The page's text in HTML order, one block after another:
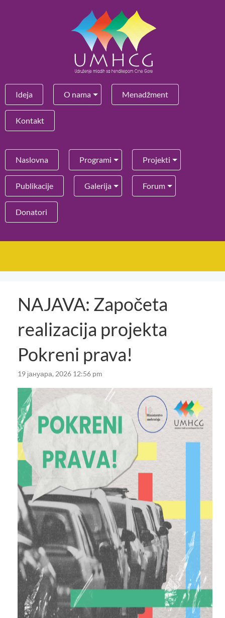
Ideja O nama Menadžment
Kontakt
Naslovna Programi Projekti
Publikacije Galerija Forum
Donatori
NAJAVA: Započeta
realizacija projekta
Pokreni prava!
19 јануара, 2026 12:56 pm